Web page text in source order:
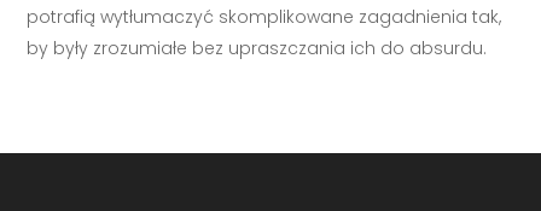
potrafią wytłumaczyć skomplikowane zagadnienia tak,
by były zrozumiałe bez upraszczania ich do absurdu.